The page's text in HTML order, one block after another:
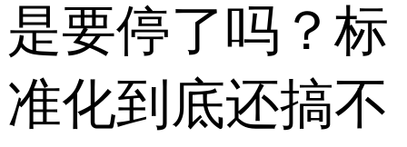
是要停了吗？标
准化到底还搞不